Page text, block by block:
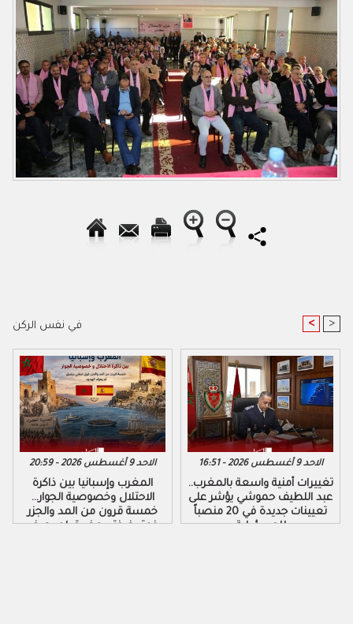
في نفس الركن < >
الاحد 9 أغسطس 2026 - 20:59
المغرب وإسبانيا بين ذاكرة
الاحتلال وخصوصية الجوار…
خمسة قرون من المد والجزر
فوق ضفتي مضيق لم يعرف
الاحد 9 أغسطس 2026 - 16:51
تغييرات أمنية واسعة بالمغرب..
عبد اللطيف حموشي يؤشر على
تعيينات جديدة في 20 منصباً
للمسؤولية